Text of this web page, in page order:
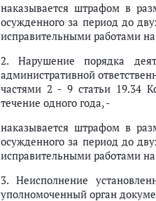
наказывается штрафом в
осужденного за период до
исправительными работами
2. Нарушение порядка
административной
частями 2 - 9 статьи 19.34
течение одного года, -
наказывается штрафом в
осужденного за период до
исправительными работами
3. Неисполнение
уполномоченный орган